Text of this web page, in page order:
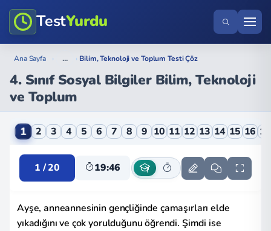
TestYurdu
Ana Sayfa › ... › Bilim, Teknoloji ve Toplum Testi Çöz
4. Sınıf Sosyal Bilgiler Bilim, Teknoloji
ve Toplum
4. Sınıf Sosyal Bilgiler Bilim, Teknoloji ve Toplum
1 2 3 4 5 6 7 8 9 10 11 12 13 14 15 16 17
1 / 20 19:45
Ayşe, anneannesinin gençliğinde çamaşırları elde
yıkadığını ve çok yorulduğunu öğrendi. Şimdi ise